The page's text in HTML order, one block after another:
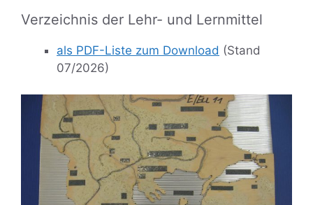
Verzeichnis der Lehr- und Lernmittel
als PDF-Liste zum Download (Stand
07/2026)